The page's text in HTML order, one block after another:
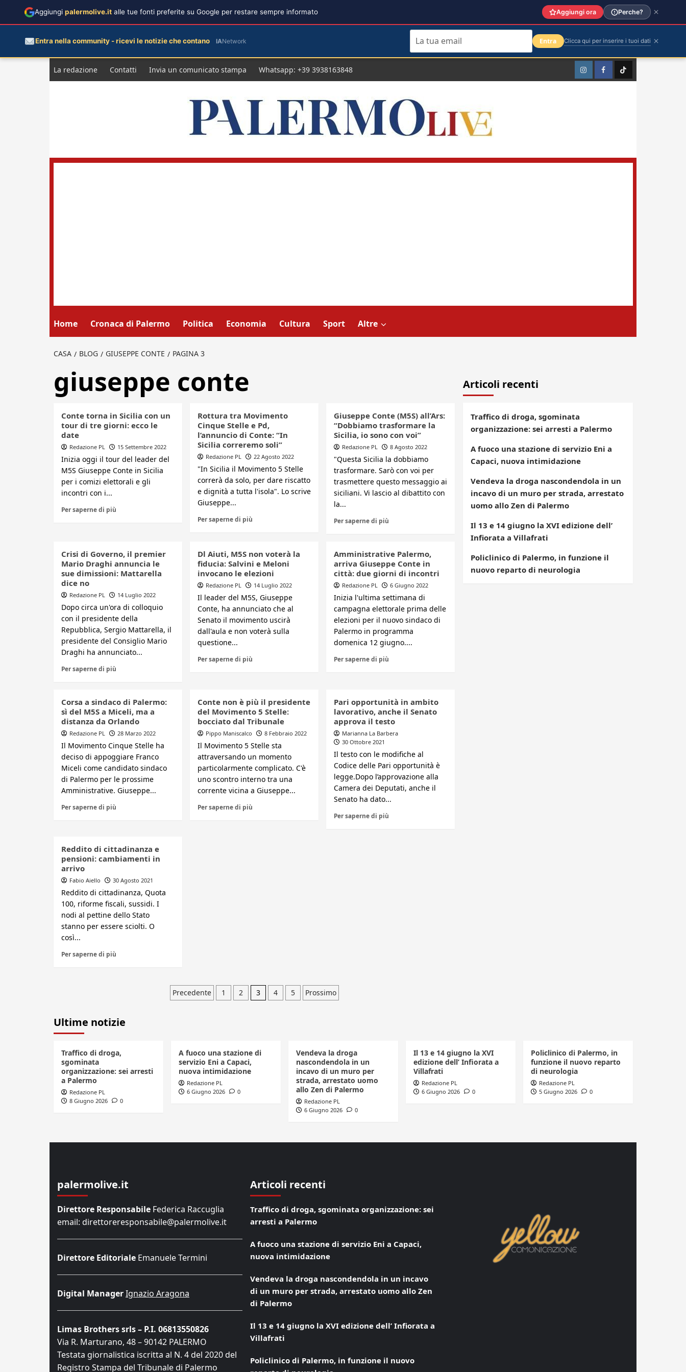
La redazione Contatti Invia un comunicato stampa Whatsapp: +39 3938163848 InstagramFacebookTikTok
Home Cronaca di Palermo Politica Economia Cultura Sport Altre
CASA BLOG GIUSEPPE CONTE PAGINA 3
giuseppe conte
Conte torna in Sicilia con un
tour di tre giorni: ecco le
date
Redazione PL 15 Settembre 2022
Inizia oggi il tour del leader del
M5S Giuseppe Conte in Sicilia
per i comizi elettorali e gli
incontri con i...
Per saperne di più
Rottura tra Movimento
Cinque Stelle e Pd,
l’annuncio di Conte: “In
Sicilia correremo soli”
Redazione PL 22 Agosto 2022
"In Sicilia il Movimento 5 Stelle
correrà da solo, per dare riscatto
e dignità a tutta l'isola". Lo scrive
Giuseppe...
Per saperne di più
Giuseppe Conte (M5S) all’Ars:
“Dobbiamo trasformare la
Sicilia, io sono con voi”
Redazione PL 8 Agosto 2022
"Questa Sicilia la dobbiamo
trasformare. Sarò con voi per
trasmettere questo messaggio ai
siciliani. Vi lascio al dibattito con
la...
Per saperne di più
Crisi di Governo, il premier
Mario Draghi annuncia le
sue dimissioni: Mattarella
dice no
Redazione PL 14 Luglio 2022
Dopo circa un'ora di colloquio
con il presidente della
Repubblica, Sergio Mattarella, il
presidente del Consiglio Mario
Draghi ha annunciato...
Per saperne di più
Dl Aiuti, M5S non voterà la
fiducia: Salvini e Meloni
invocano le elezioni
Redazione PL 14 Luglio 2022
Il leader del M5S, Giuseppe
Conte, ha annunciato che al
Senato il movimento uscirà
dall'aula e non voterà sulla
questione...
Per saperne di più
Amministrative Palermo,
arriva Giuseppe Conte in
città: due giorni di incontri
Redazione PL 6 Giugno 2022
Inizia l'ultima settimana di
campagna elettorale prima delle
elezioni per il nuovo sindaco di
Palermo in programma
domenica 12 giugno....
Per saperne di più
Corsa a sindaco di Palermo:
sì del M5S a Miceli, ma a
distanza da Orlando
Redazione PL 28 Marzo 2022
Il Movimento Cinque Stelle ha
deciso di appoggiare Franco
Miceli come candidato sindaco
di Palermo per le prossime
Amministrative. Giuseppe...
Per saperne di più
Conte non è più il presidente
del Movimento 5 Stelle:
bocciato dal Tribunale
Pippo Maniscalco 8 Febbraio 2022
Il Movimento 5 Stelle sta
attraversando un momento
particolarmente complicato. C'è
uno scontro interno tra una
corrente vicina a Giuseppe...
Per saperne di più
Pari opportunità in ambito
lavorativo, anche il Senato
approva il testo
Marianna La Barbera
30 Ottobre 2021
Il testo con le modifiche al
Codice delle Pari opportunità è
legge.Dopo l’approvazione alla
Camera dei Deputati, anche il
Senato ha dato...
Per saperne di più
Reddito di cittadinanza e
pensioni: cambiamenti in
arrivo
Fabio Aiello 30 Agosto 2021
Reddito di cittadinanza, Quota
100, riforme fiscali, sussidi. I
nodi al pettine dello Stato
stanno per essere sciolti. O
così...
Per saperne di più
Paginazione
Precedente 1 2 3 4 5 Prossimo
Articoli recenti
Traffico di droga, sgominata
organizzazione: sei arresti a Palermo
A fuoco una stazione di servizio Eni a
Capaci, nuova intimidazione
Vendeva la droga nascondendola in un
incavo di un muro per strada, arrestato
uomo allo Zen di Palermo
Il 13 e 14 giugno la XVI edizione dell’
Infiorata a Villafrati
Policlinico di Palermo, in funzione il
nuovo reparto di neurologia
Ultime notizie
Traffico di droga,
sgominata
organizzazione: sei arresti
a Palermo
Redazione PL
8 Giugno 2026
0
A fuoco una stazione di
servizio Eni a Capaci,
nuova intimidazione
Redazione PL
6 Giugno 2026
0
Vendeva la droga
nascondendola in un
incavo di un muro per
strada, arrestato uomo
allo Zen di Palermo
Redazione PL
6 Giugno 2026
0
Il 13 e 14 giugno la XVI
edizione dell’ Infiorata a
Villafrati
Redazione PL
6 Giugno 2026
0
Policlinico di Palermo, in
funzione il nuovo reparto
di neurologia
Redazione PL
5 Giugno 2026
0
palermolive.it
Direttore Responsabile Federica Raccuglia
email: direttoreresponsabile@palermolive.it
Direttore Editoriale Emanuele Termini
Digital ManagerIgnazio Aragona
Limas Brothers srls – P.I. 06813550826
Via R. Marturano, 48 – 90142 PALERMO
Testata giornalistica iscritta al N. 4 del 2020 del
Registro Stampa del Tribunale di Palermo
Articoli recenti
Traffico di droga, sgominata organizzazione: sei
arresti a Palermo
A fuoco una stazione di servizio Eni a Capaci,
nuova intimidazione
Vendeva la droga nascondendola in un incavo
di un muro per strada, arrestato uomo allo Zen
di Palermo
Il 13 e 14 giugno la XVI edizione dell’ Infiorata a
Villafrati
Policlinico di Palermo, in funzione il nuovo
Aggiungi palermolive.it alle tue fonti preferite su Google per restare sempre informato Aggiungi ora Perche?
Entra nella community - ricevi le notizie che contano IANetwork Entra Clicca qui per inserire i tuoi dati